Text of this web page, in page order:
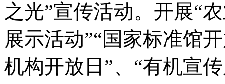
之光”宣传活动。开展“
展示活动”“国家标准馆
机构开放日 ”、 “有机宣